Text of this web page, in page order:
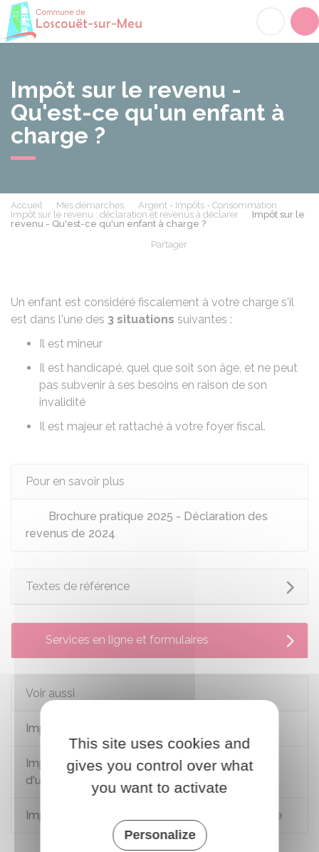
Impôt sur le revenu -
Qu'est-ce qu'un enfant à
charge ?
Accueil Mes démarches
Argent - Impôts - Consommation
Impôt sur le revenu : déclaration et revenus à déclarer
Impôt sur le
revenu - Qu'est-ce qu'un enfant à charge ?
Partager
Un enfant est considéré fiscalement à votre charge s'il
est dans l'une des 3 situations suivantes :
Il est mineur
Il est handicapé, quel que soit son âge, et ne peut
pas subvenir à ses besoins en raison de son
invalidité
Il est majeur et rattaché à votre foyer fiscal.
Pour en savoir plus
Brochure pratique 2025 - Déclaration des
revenus de 2024
Textes de référence
Services en ligne et formulaires
Voir aussi
Impôt sur le revenu - Enfant mineur à charge
Impôt sur le revenu - Revenus et rattachement
d'un enfant majeur
Impôt sur le revenu - Enfant handicapé à charge
This site uses cookies and
gives you control over what
you want to activate
Personalize